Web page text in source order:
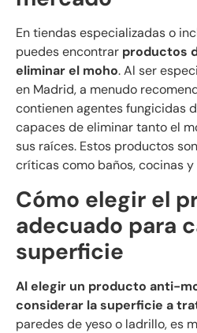
En tiendas especializadas o
puedes encontrar productos
eliminar el moho. Al ser
en Madrid, a menudo
contienen agentes fungicidas
capaces de eliminar tanto el
sus raíces. Estos productos
críticas como baños, cocinas y
Cómo elegir el
adecuado para
superficie
Al elegir un producto anti-
considerar la superficie a
paredes de yeso o ladrillo, es